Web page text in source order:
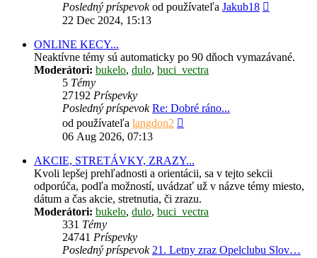
Posledný príspevokod používateľa Jakub18
22 Dec 2024, 15:13
ONLINE KECY...
Neaktívne témy sú automaticky po 90 dňoch vymazávané.
Moderátori: bukelo, dulo, buci_vectra
5 Témy
27192 Príspevky
Posledný príspevok Re: Dobré ráno...
od používateľa langdon2
06 Aug 2026, 07:13
AKCIE, STRETÁVKY, ZRAZY...
Kvoli lepšej prehľadnosti a orientácii, sa v tejto sekcii
odporúča, podľa možností, uvádzať už v názve témy miesto,
dátum a čas akcie, stretnutia, či zrazu.
Moderátori: bukelo, dulo, buci_vectra
331 Témy
24741 Príspevky
Posledný príspevok 21. Letny zraz Opelclubu Slov…